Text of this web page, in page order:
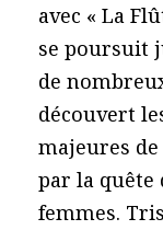
avec « La
se poursuit
de
découvert
majeures
par la quête
femmes.